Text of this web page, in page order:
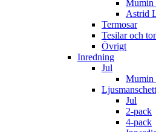
Mumin
Astrid
Termosar
Tesilar och
Övrigt
Inredning
Jul
Mumin
Jul
2-pack
4-pack